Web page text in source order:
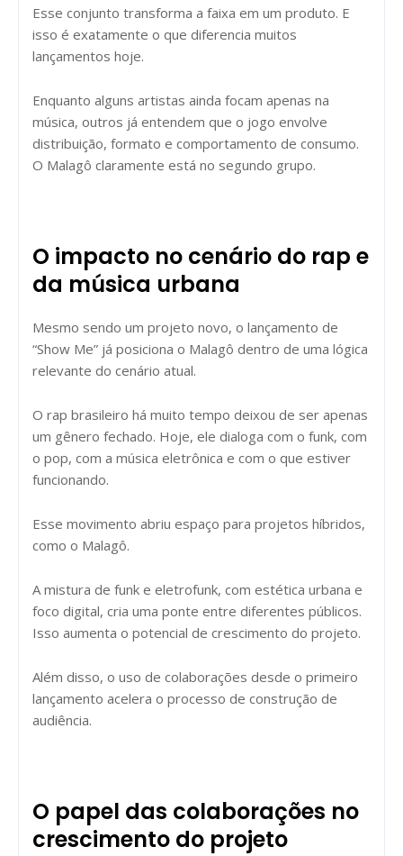
Esse conjunto transforma a faixa em um produto. E
isso é exatamente o que diferencia muitos
lançamentos hoje.
Enquanto alguns artistas ainda focam apenas na
música, outros já entendem que o jogo envolve
distribuição, formato e comportamento de consumo.
O Malagô claramente está no segundo grupo.
O impacto no cenário do rap e
da música urbana
Mesmo sendo um projeto novo, o lançamento de
“Show Me” já posiciona o Malagô dentro de uma lógica
relevante do cenário atual.
O rap brasileiro há muito tempo deixou de ser apenas
um gênero fechado. Hoje, ele dialoga com o funk, com
o pop, com a música eletrônica e com o que estiver
funcionando.
Esse movimento abriu espaço para projetos híbridos,
como o Malagô.
A mistura de funk e eletrofunk, com estética urbana e
foco digital, cria uma ponte entre diferentes públicos.
Isso aumenta o potencial de crescimento do projeto.
Além disso, o uso de colaborações desde o primeiro
lançamento acelera o processo de construção de
audiência.
O papel das colaborações no
crescimento do projeto